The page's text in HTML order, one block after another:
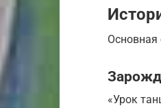
Основная
«Урок